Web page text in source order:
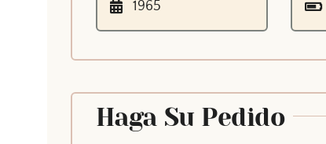
Haga Su Pedido